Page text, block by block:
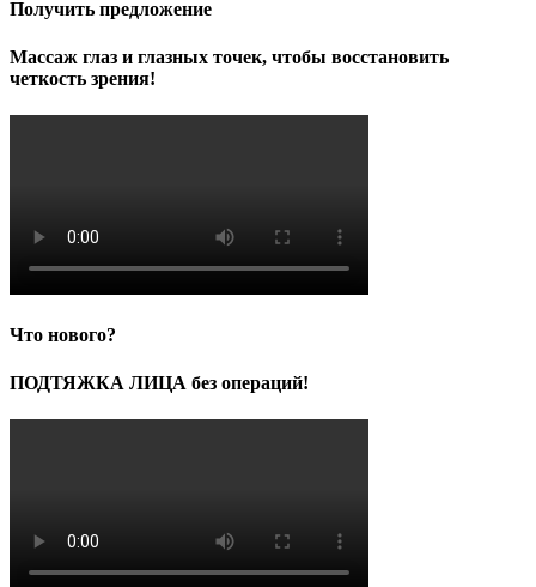
Получить предложение
Массаж глаз и глазных точек, чтобы восстановить
четкость зрения!
Что нового?
ПОДТЯЖКА ЛИЦА без операций!